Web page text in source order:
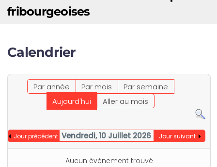
fribourgeoises
Calendrier
Par année Par mois
Par semaine
Aujourd'hui
Aller au mois
Jour précédent Vendredi, 10 Juillet 2026 Jour suivant
Aucun évènement trouvé